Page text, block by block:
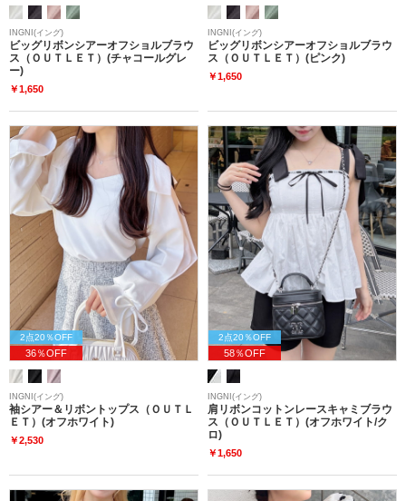
INGNI(イング)
ビッグリボンシアーオフショルブラウ
ス（ＯＵＴＬＥＴ）(チャコールグレ
ー)
￥1,650
INGNI(イング)
ビッグリボンシアーオフショルブラウ
ス（ＯＵＴＬＥＴ）(ピンク)
￥1,650
2点20％OFF
36％OFF
INGNI(イング)
袖シアー＆リボントップス（ＯＵＴＬ
ＥＴ）(オフホワイト)
￥2,530
2点20％OFF
58％OFF
INGNI(イング)
肩リボンコットンレースキャミブラウ
ス（ＯＵＴＬＥＴ）(オフホワイト/ク
ロ)
￥1,650